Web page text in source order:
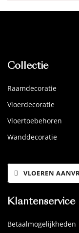
Collectie
Raamdecoratie
Vloerdecoratie
Vloertoebehoren
Wanddecoratie
VLOEREN
Klantenservice
Betaalmogelijkheden